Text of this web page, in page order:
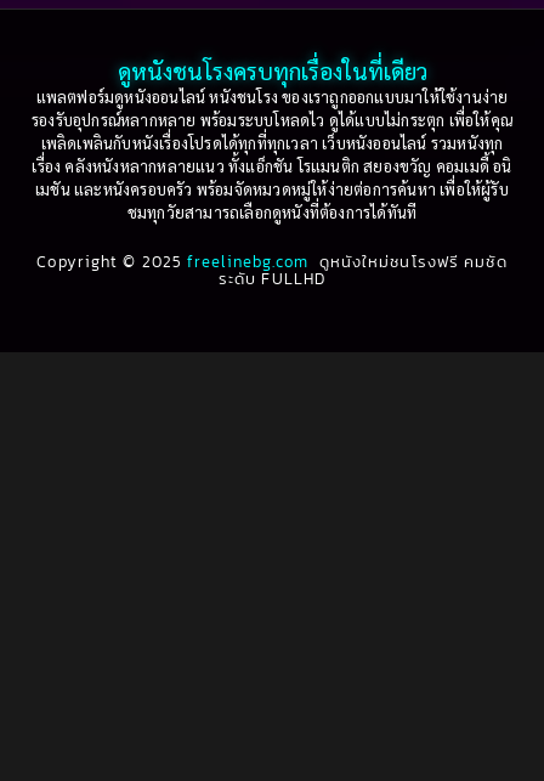
Based on Novel(16)
Betrayal(1)
Biography(3)
Biography ชีวประวัติ (61)
2003
2002
2001
2000
1999
1998
1997
1996
1995
1994
1993
1992
1991
1990
ดูหนังชนโรงครบทุกเรื่องในที่เดียว
แพลตฟอร์มดูหนังออนไลน์ หนังชนโรง ของเราถูกออกแบบมาให้ใช้งานง่าย
รองรับอุปกรณ์หลากหลาย พร้อมระบบโหลดไว ดูได้แบบไม่กระตุก เพื่อให้คุณ
เพลิดเพลินกับหนังเรื่องโปรดได้ทุกที่ทุกเวลา เว็บหนังออนไลน์ รวมหนังทุก
เรื่อง คลังหนังหลากหลายแนว ทั้งแอ็กชัน โรแมนติก สยองขวัญ คอมเมดี้ อนิ
เมชัน และหนังครอบครัว พร้อมจัดหมวดหมู่ให้ง่ายต่อการค้นหา เพื่อให้ผู้รับ
ชมทุกวัยสามารถเลือกดูหนังที่ต้องการได้ทันที
Copyright © 2025freelinebg.com ดูหนังใหม่ชนโรงฟรี คมชัด
ระดับ FULLHD